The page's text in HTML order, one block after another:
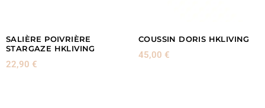
SALIÈRE POIVRIÈRE
STARGAZE HKLIVING
22,90 €
COUSSIN DORIS HKLIVING
45,00 €